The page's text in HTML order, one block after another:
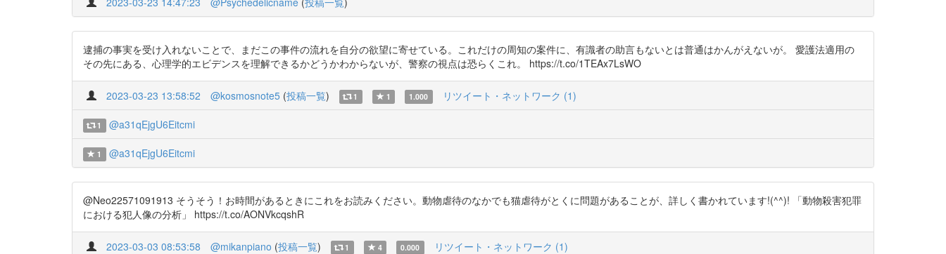
逮捕の事実を受け入れないことで、まだこの事件の流れを自分の欲望に寄せている。これだけの周知の案件に、有識者の助言もないとは普通はかんがえないが。 愛護法適用の
その先にある、心理学的エビデンスを理解できるかどうかわからないが、警察の視点は恐らくこれ。 https://t.co/1TEAx7LsWO
2023-03-23 13:58:52 @kosmosnote5 (投稿一覧) 1 1 1.000 リツイート・ネットワーク (1)
1 @a31qEjgU6Eitcmi
1 @a31qEjgU6Eitcmi
@Neo22571091913 そうそう！お時間があるときにこれをお読みください。動物虐待のなかでも猫虐待がとくに問題があることが、詳しく書かれています!(^^)! 「動物殺害犯罪
における犯人像の分析」 https://t.co/AONVkcqshR
2023-03-03 08:53:58 @mikanpiano (投稿一覧) 1 4 0.000 リツイート・ネットワーク (1)